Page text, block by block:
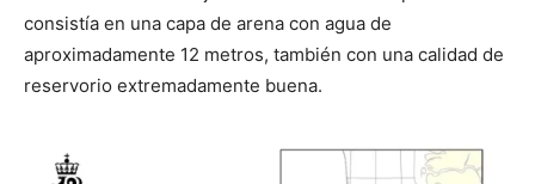
consistía en una capa de arena con agua de
aproximadamente 12 metros, también con una calidad de
reservorio extremadamente buena.